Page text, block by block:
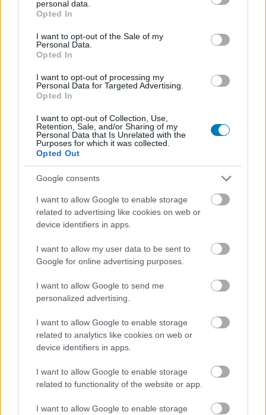
grant or deny consent to Google and its third-party tags to
use your data for below specified purposes in below Google
consent section.
personal data.
Opted In
I want to opt-out of the Sale of my
Personal Data.
Opted In
I want to opt-out of processing my
Personal Data for Targeted Advertising.
Opted In
I want to opt-out of Collection, Use,
Retention, Sale, and/or Sharing of my
Personal Data that Is Unrelated with the
Purposes for which it was collected.
Opted Out
Google consents
I want to allow Google to enable storage
related to advertising like cookies on web or
device identifiers in apps.
I want to allow my user data to be sent to
Google for online advertising purposes.
I want to allow Google to send me
personalized advertising.
I want to allow Google to enable storage
related to analytics like cookies on web or
device identifiers in apps.
I want to allow Google to enable storage
related to functionality of the website or app.
I want to allow Google to enable storage
elkezdte gyűjteni a kártyákat, és persze a
rajzfilmsorozatot is rendszeresen nézte. Sőt, már adott
egy különleges koncertet is a Pokémon GO promóciós
kampánya részeként.
A népszerű franchise-ról elmondható, hogy már
közvetlenül is hatott Sheeran művészetére, ugyanis
néhány nap múlva bemutatásra kerül egy új dal, aminek
központi témája lesz a Pokémon.
Sheeran Japánban találkozott a Pokémon készítőivel, és
poénkodtak, hogy milyen jó lenne egy dalt írnia a
sorozathoz, de végül az ötlet komolyra fordult.
Így megszületett a Celestial, aminek a videoklipjén a
Pokémon animátorai dolgoztak.
'Celestial’ with @Pokemonis almost here! Watch
the premiere Thursday 29th September at 4PM
— Ed Sheeran HQ (@edsheeran)September 26, 2022
A zenész az utóbbi napokban több bejegyzést is
megosztott az új dallal kapcsolatba, az egyikben
kifejtette, hogy milyen sokat jelent neki a Pokémon, és